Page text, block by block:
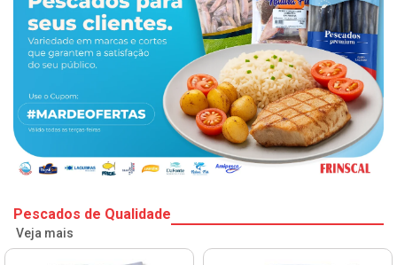
Pescados de Qualidade
Veja mais